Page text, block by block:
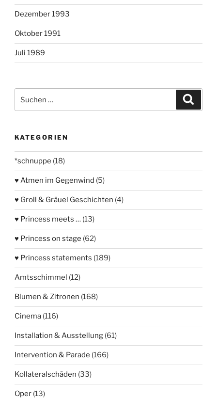
Dezember 1993
Oktober 1991
Juli 1989
nach:
KATEGORIEN
*schnuppe (18)
♥ Atmen im Gegenwind (5)
♥ Groll & Gräuel Geschichten (4)
♥ Princess meets … (13)
♥ Princess on stage (62)
♥ Princess statements (189)
Amtsschimmel (12)
Blumen & Zitronen (168)
Cinema (116)
Installation & Ausstellung (61)
Intervention & Parade (166)
Kollateralschäden (33)
Oper (13)